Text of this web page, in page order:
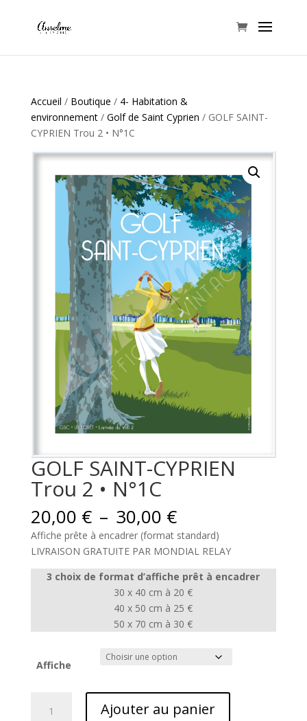
Accueil / Boutique / 4- Habitation &
environnement/ Golf de Saint Cyprien / GOLF SAINT-
CYPRIEN Trou 2 • N°1C
GOLF SAINT-CYPRIEN
Trou 2 • N°1C
20,00 € – 30,00 €Plage
de
prix :
20,00 €
à
30,00 €
Affiche prête à encadrer (format standard)
LIVRAISON GRATUITE PAR MONDIAL RELAY
3 choix de format d’affiche prêt à encadrer
30 x 40 cm à 20 €
40 x 50 cm à 25 €
50 x 70 cm à 30 €
Affiche
Ajouter au panier